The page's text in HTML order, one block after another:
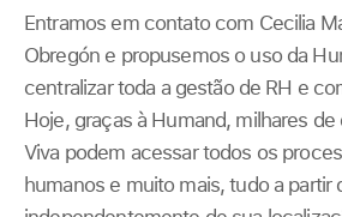
Entramos em contato com Cecilia
Obregón e propusemos o uso da
centralizar toda a gestão de RH e
Hoje, graças à Humand, milhares
Viva podem acessar todos os
humanos e muito mais, tudo a partir